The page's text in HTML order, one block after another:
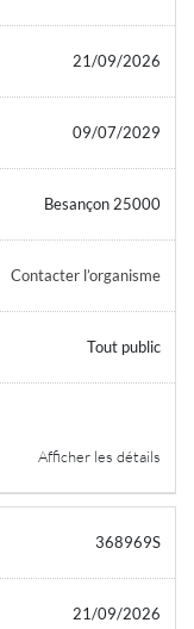
21/09/2026
09/07/2029
Besançon 25000
Contacter l’organisme
Tout public
Afficher les détails
368969S
21/09/2026